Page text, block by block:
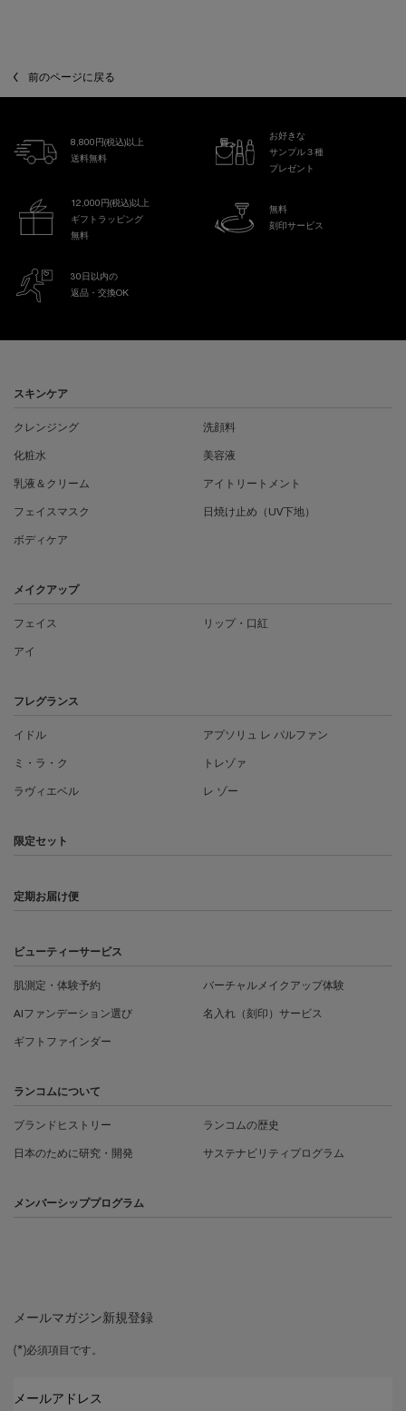
前のページに戻る
8,800円(税込)以上
送料無料
お好きな
サンプル３種
プレゼント
12,000円(税込)以上
ギフトラッピング
無料
無料
刻印サービス
30日以内の
返品・交換OK
スキンケア
クレンジング 洗顔料
化粧水 美容液
乳液＆クリーム アイトリートメント
フェイスマスク 日焼け止め（UV下地）
ボディケア
メイクアップ
フェイス リップ・口紅
アイ
フレグランス
イドル アプソリュ レ パルファン
ミ・ラ・ク トレゾァ
ラヴィエベル レ ゾー
限定セット
定期お届け便
ビューティーサービス
肌測定・体験予約 バーチャルメイクアップ体験
AIファンデーション選び 名入れ（刻印）サービス
ギフトファインダー
ランコムについて
ブランドヒストリー ランコムの歴史
日本のために研究・開発 サステナビリティプログラム
メンバーシッププログラム
メールマガジン新規登録
(*)必須項目です。
メールアドレス